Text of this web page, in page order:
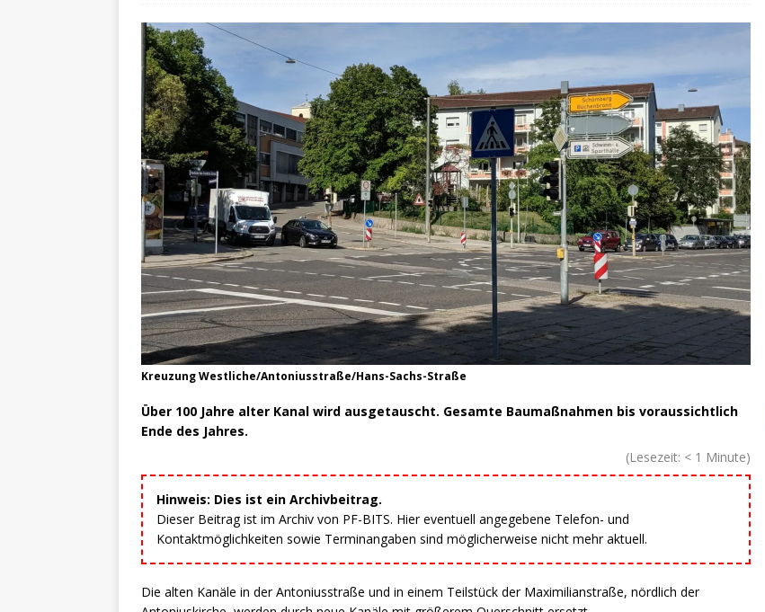
Kreuzung Westliche/Antoniusstraße/Hans-Sachs-Straße
Über 100 Jahre alter Kanal wird ausgetauscht. Gesamte Baumaßnahmen bis voraussichtlich
Ende des Jahres.
(Lesezeit: < 1 Minute)
Hinweis: Dies ist ein Archivbeitrag.
Dieser Beitrag ist im Archiv von PF-BITS. Hier eventuell angegebene Telefon- und
Kontaktmöglichkeiten sowie Terminangaben sind möglicherweise nicht mehr aktuell.
Die alten Kanäle in der Antoniusstraße und in einem Teilstück der Maximilianstraße, nördlich der